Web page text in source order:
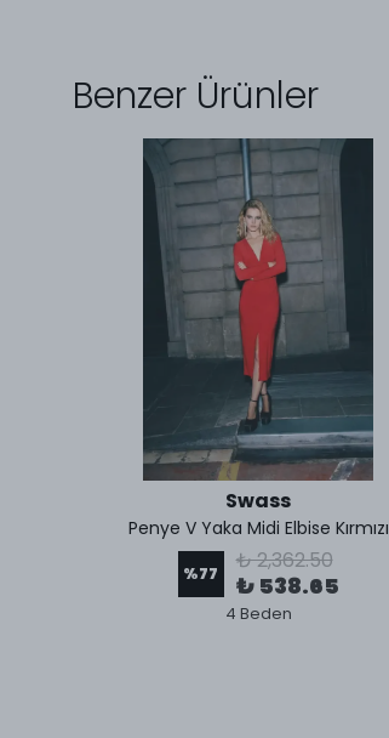
Benzer Ürünler
Swass
Penye V Yaka Midi Elbise Kırmızı
%77 ₺ 2,362.50
₺ 538.65
4 Beden